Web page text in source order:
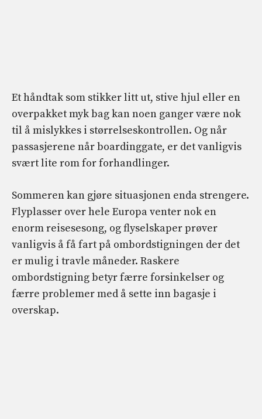
Et håndtak som stikker litt ut, stive hjul eller en
overpakket myk bag kan noen ganger være nok
til å mislykkes i størrelseskontrollen. Og når
passasjerene når boardinggate, er det vanligvis
svært lite rom for forhandlinger.
Sommeren kan gjøre situasjonen enda strengere.
Flyplasser over hele Europa venter nok en
enorm reisesesong, og flyselskaper prøver
vanligvis å få fart på ombordstigningen der det
er mulig i travle måneder. Raskere
ombordstigning betyr færre forsinkelser og
færre problemer med å sette inn bagasje i
overskap.